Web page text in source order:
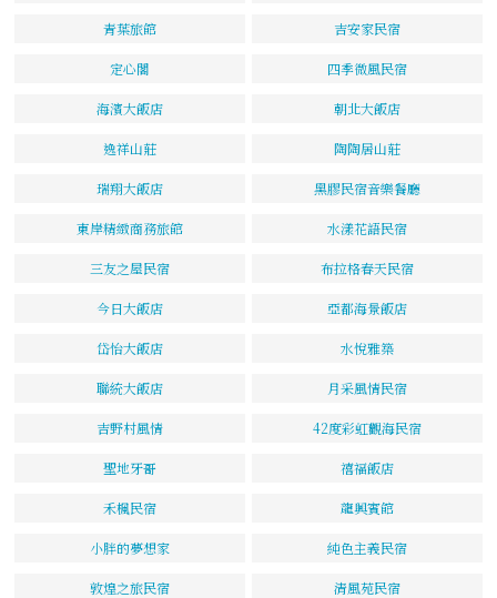
青葉旅館 吉安家民宿
定心閣 四季微風民宿
海濱大飯店 朝北大飯店
逸祥山莊 陶陶居山莊
瑞翔大飯店 黑膠民宿音樂餐廳
東岸精緻商務旅館 水漾花語民宿
三友之屋民宿 布拉格春天民宿
今日大飯店 亞都海景飯店
岱怡大飯店 水悅雅築
聯統大飯店 月采風情民宿
吉野村風情 42度彩虹觀海民宿
聖地牙哥 禧福飯店
禾楓民宿 龍興賓館
小胖的夢想家 純色主義民宿
敦煌之旅民宿 清風苑民宿